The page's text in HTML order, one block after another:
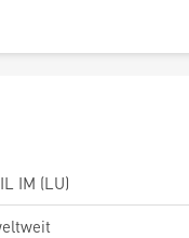
IM (LU)